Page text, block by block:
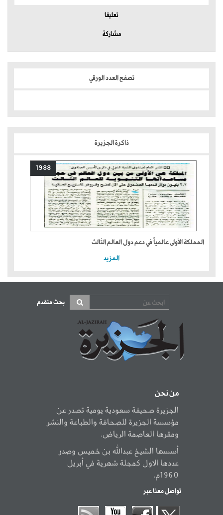
تعليقا
مشاركة
تصفح العدد الورقي
ذاكرة الجزيرة
1988
المملكة الأولى عالمياً في دعم دول العالم الثالث
المزيد
بحث متقدم
من نحن
الجزيرة صحيفة سعودية يومية تصدر عن
مؤسسة الجزيرة للصحافة والطباعة والنشر
ومقرها العاصمة الرياض.
أسسها الشيخ عبدالله بن خميس وصدر
عددها الاول كمجلة شهرية في أبريل
1960م.
تواصل معنا عبر